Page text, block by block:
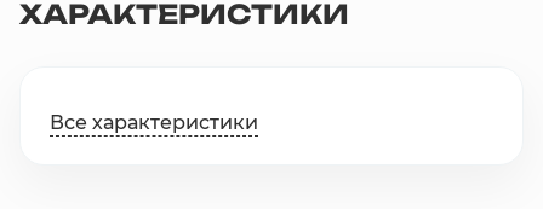
ХАРАКТЕРИСТИКИ
Все характеристики